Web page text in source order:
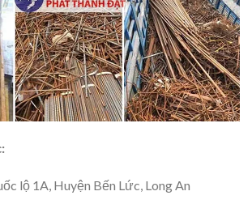
lộ 1A, Huyện Bến Lức, Long An